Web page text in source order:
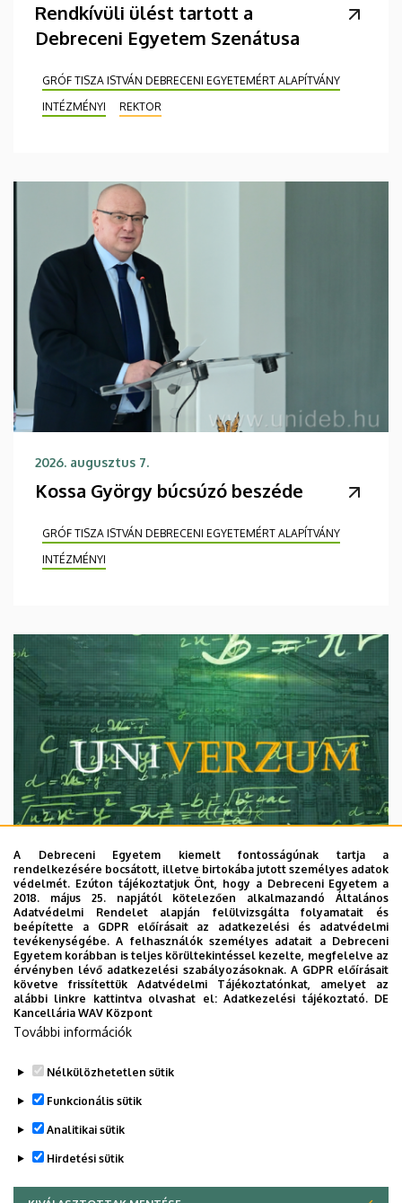
Rendkívüli ülést tartott a
Debreceni Egyetem Szenátusa
GRÓF TISZA ISTVÁN DEBRECENI EGYETEMÉRT ALAPÍTVÁNY
INTÉZMÉNYI
REKTOR
2026. augusztus 7.
Kossa György búcsúzó beszéde
GRÓF TISZA ISTVÁN DEBRECENI EGYETEMÉRT ALAPÍTVÁNY
INTÉZMÉNYI
2026. augusztus 7.
Univerzum: A Debreceni Egyetem
titkos receptjei
KUTATÁS TUDOMÁNY
A Debreceni Egyetem kiemelt fontosságúnak tartja a
rendelkezésére bocsátott, illetve birtokába jutott személyes adatok
védelmét. Ezúton tájékoztatjuk Önt, hogy a Debreceni Egyetem a
2018. május 25. napjától kötelezően alkalmazandó Általános
Adatvédelmi Rendelet alapján felülvizsgálta folyamatait és
beépítette a GDPR előírásait az adatkezelési és adatvédelmi
tevékenységébe. A felhasználók személyes adatait a Debreceni
Egyetem korábban is teljes körültekintéssel kezelte, megfelelve az
érvényben lévő adatkezelési szabályozásoknak. A GDPR előírásait
követve frissítettük Adatvédelmi Tájékoztatónkat, amelyet az
alábbi linkre kattintva olvashat el:Adatkezelési tájékoztató. DE
Kancellária WAV Központ
További információk
Nélkülözhetetlen sütik
Funkcionális sütik
Analitikai sütik
Hirdetési sütik